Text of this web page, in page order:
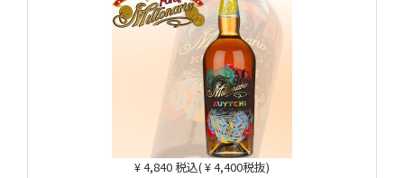
¥ 4,840 税込( ¥ 4,400税抜)